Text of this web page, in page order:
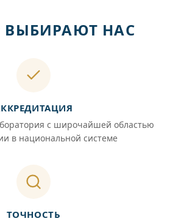
ВЫБИРАЮТ НАС
с широчайшей областью
в национальной системе
ТОЧНОСТЬ